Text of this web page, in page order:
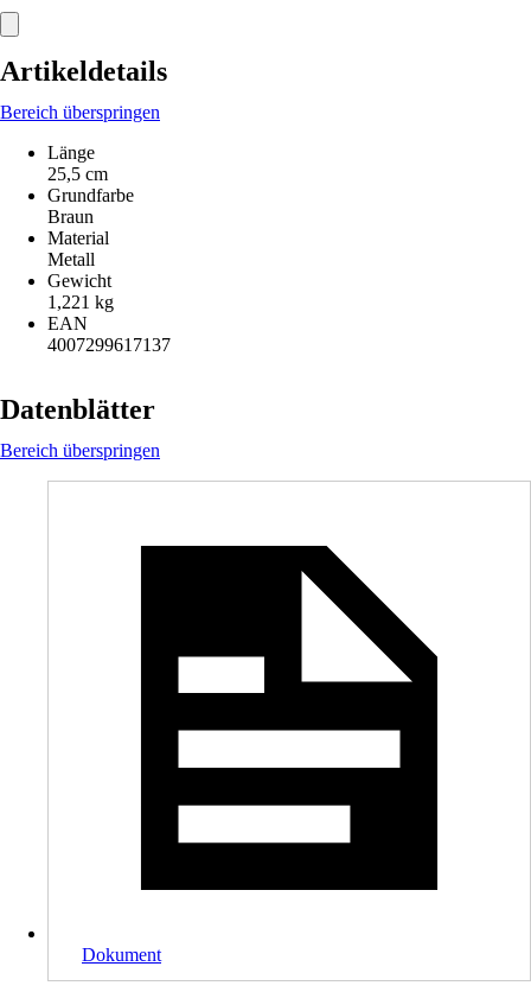
Artikeldetails
Bereich überspringen
Länge
25,5 cm
Grundfarbe
Braun
Material
Metall
Gewicht
1,221 kg
EAN
4007299617137
Datenblätter
Bereich überspringen
Dokument